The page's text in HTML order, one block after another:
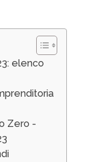
elenco
Zero -